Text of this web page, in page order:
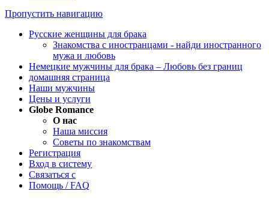
Пропустить навигацию
Pусские женщины для брака
Знакомства с иностранцами - найди иностранного
мужа и любовь
Немецкие мужчины для брака – Любовь без границ
домашняя страница
Наши мужчины
Цены и услуги
Globe Romance
О нас
Наша миссия
Советы по знакомствам
Регистрация
Вход в систему
Связаться с
Помощь / FAQ